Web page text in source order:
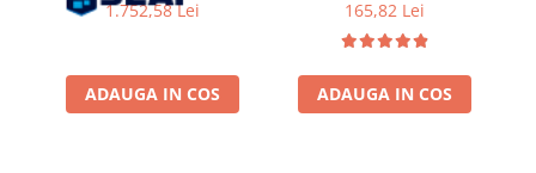
rigidă și benzi până la 24
tablouri electrice,
infrastructură IT și
echipamente industri
1.752,58 Lei
ADAUGA IN COS
organizarea locuinței și
imprimare direct de pe
smartphone 2172855
165,82 Lei
ADAUGA IN COS